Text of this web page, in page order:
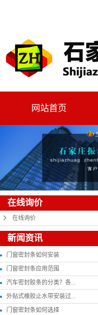
网站首页
在线询价
在线询价
新闻资讯
门窗密封条如何安装
门窗密封条应用范围
汽车密封胶条的分类？各...
外贴式橡胶止水带安装过...
门窗密封条如何选择